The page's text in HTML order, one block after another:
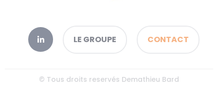
LE GROUPE CONTACT
© Tous droits reservés Demathieu Bard